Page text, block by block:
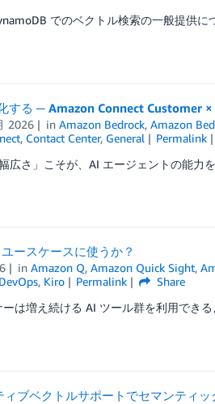
でのベクトル検索の一般提供
する ─ Amazon Connect Customer ×
2026 inAmazon Bedrock,Amazon
, Contact Center, General Permalink
広さ」こそが、AI エージェントの能
ースケースに使うか？
inAmazon Q,Amazon Quick Sight,
DevOps, Kiro Permalink
Share
は増え続ける AI ツール群を利用でき
ブベクトルサポートでセマンティッ